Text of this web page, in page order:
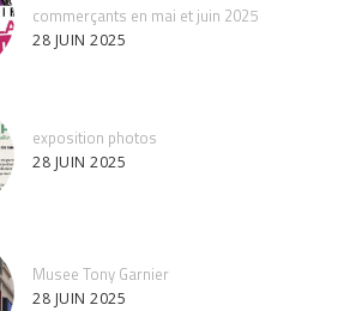
commerçants en mai et juin 2025
28 JUIN 2025
exposition photos
28 JUIN 2025
Musee Tony Garnier
28 JUIN 2025